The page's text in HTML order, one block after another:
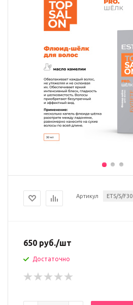
Артикул ETS/S/F30
650 руб./шт
Достаточно